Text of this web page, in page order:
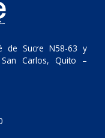
de Sucre N58-63 y
Carlos, Quito –